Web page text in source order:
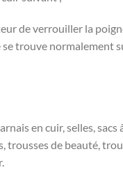
de verrouiller la
trouve normalement
en cuir, selles, sacs
trousses de beauté,